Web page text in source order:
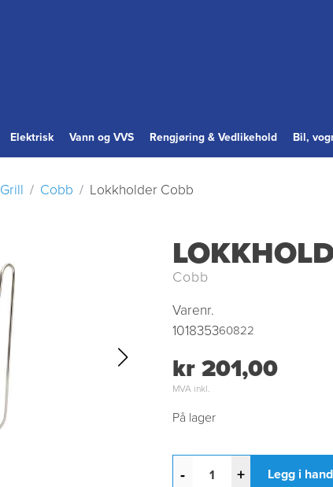
Elektrisk Vann og VVS Rengjøring & Vedlikehold Bil,
Grill Cobb Lokkholder Cobb
Cobb
Varenr.
101835360822
kr 201,00
MVA inkl.
På lager
- + Legg i